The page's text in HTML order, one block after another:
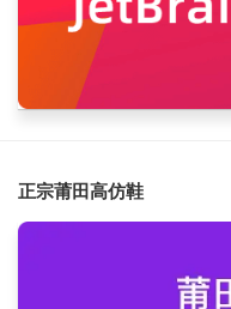
正宗莆田高仿鞋